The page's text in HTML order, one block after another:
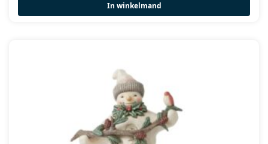
In winkelmand